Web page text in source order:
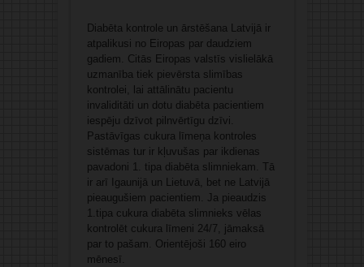
Diabēta kontrole un ārstēšana Latvijā ir
atpalikusi no Eiropas par daudziem
gadiem. Citās Eiropas valstīs vislielākā
uzmanība tiek pievērsta slimības
kontrolei, lai attālinātu pacientu
invaliditāti un dotu diabēta pacientiem
iespēju dzīvot pilnvērtīgu dzīvi.
Pastāvīgas cukura līmeņa kontroles
sistēmas tur ir kļuvušas par ikdienas
pavadoni 1. tipa diabēta slimniekam. Tā
ir arī Igaunijā un Lietuvā, bet ne Latvijā
pieaugušiem pacientiem. Ja pieaudzis
1.tipa cukura diabēta slimnieks vēlas
kontrolēt cukura līmeni 24/7, jāmaksā
par to pašam. Orientējoši 160 eiro
mēnesī.